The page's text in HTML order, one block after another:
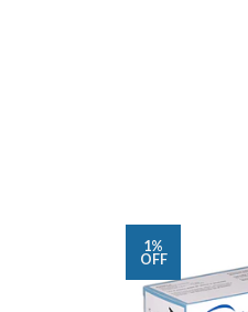
1%
OFF